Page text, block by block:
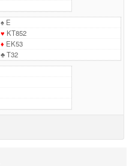
♠E
♥ KT852
♦ EK53
♣T32